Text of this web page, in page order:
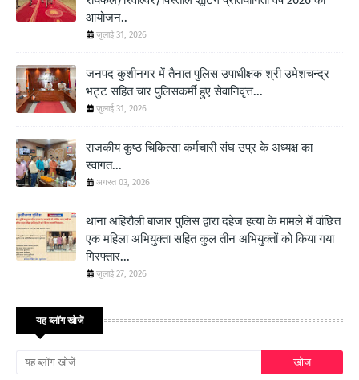
आयोजन..
जुलाई 31, 2026
जनपद कुशीनगर में तैनात पुलिस उपाधीक्षक श्री उमेशचन्द्र
भट्ट सहित चार पुलिसकर्मी हुए सेवानिवृत्त...
जुलाई 31, 2026
राजकीय कुष्ठ चिकित्सा कर्मचारी संघ उप्र के अध्यक्ष का
स्वागत...
अगस्त 03, 2026
थाना अहिरौली बाजार पुलिस द्वारा दहेज हत्या के मामले में वांछित
एक महिला अभियुक्ता सहित कुल तीन अभियुक्तों को किया गया
गिरफ्तार...
जुलाई 27, 2026
यह ब्लॉग खोजें